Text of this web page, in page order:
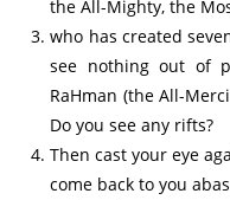
the All-Mighty, the
who has created
see nothing out of
RaHman (the All-
Do you see any rifts?
Then cast your eye
come back to you